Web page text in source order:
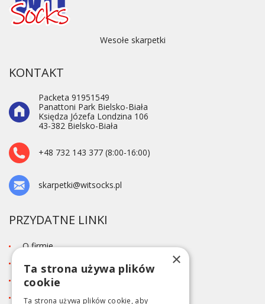
Wesołe skarpetki
KONTAKT
Packeta 91951549
Panattoni Park Bielsko-Biała
Księdza Józefa Londzina 106
43-382 Bielsko-Biała
+48 732 143 377 (8:00-16:00)
skarpetki@witsocks.pl
PRZYDATNE LINKI
O firmie
Blog
Kontakt
Tabela rozmiarów
×
Ta strona używa plików
cookie
Ta strona używa plików cookie, aby